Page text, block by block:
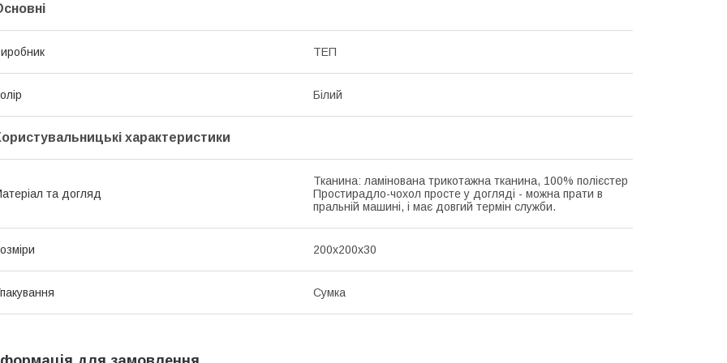
ТЕП
Білий
характеристики
та догляд
Тканина: ламінована трикотажна тканина, 100% полієстер
Простирадло-чохол просте у догляді - можна прати в
пральній машині, і має довгий термін служби.
200x200x30
Сумка